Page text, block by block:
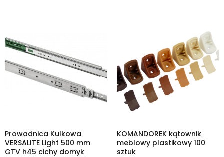
Prowadnica Kulkowa
VERSALITE Light 500 mm
GTV h45 cichy domyk
KOMANDOREK kątownik
meblowy plastikowy 100
sztuk